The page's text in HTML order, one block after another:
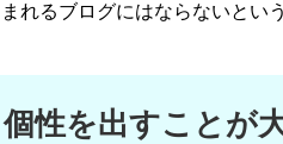
まれるブログにはならないとい
個性を出すことが